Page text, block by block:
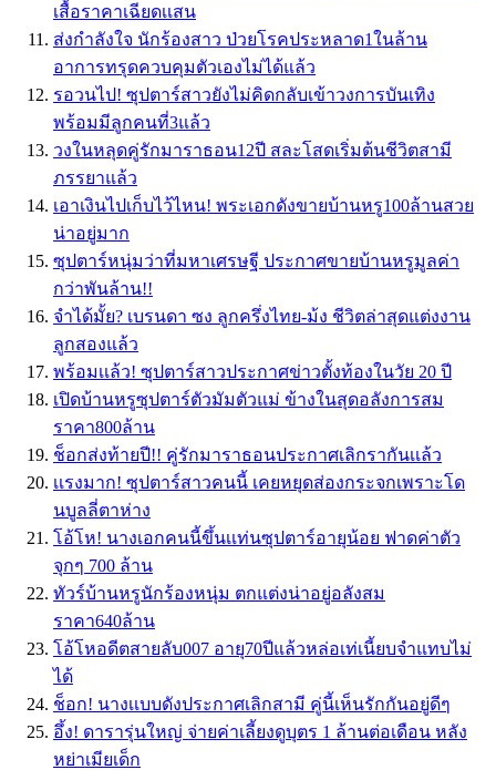
เสื้อราคาเฉียดเเสน
ส่งกำลังใจ นักร้องสาว ป่วยโรคประหลาด1ในล้าน
อาการทรุดควบคุมตัวเองไม่ได้แล้ว
รอวนไป! ซุปตาร์สาวยังไม่คิดกลับเข้าวงการบันเทิง
พร้อมมีลูกคนที่3แล้ว
วงในหลุดคู่รักมาราธอน12ปี สละโสดเริ่มต้นชีวิตสามี
ภรรยาแล้ว
เอาเงินไปเก็บไว้ไหน! พระเอกดังขายบ้านหรู100ล้านสวย
น่าอยู่มาก
ซุปตาร์หนุ่มว่าที่มหาเศรษฐี ประกาศขายบ้านหรูมูลค่า
กว่าพันล้าน!!
จำได้มั้ย? เบรนดา ซง ลูกครึ่งไทย-ม้ง ชีวิตล่าสุดแต่งงาน
ลูกสองแล้ว
พร้อมเเล้ว! ซุปตาร์สาวประกาศข่าวตั้งท้องในวัย 20 ปี
เปิดบ้านหรูซุปตาร์ตัวมัมตัวแม่ ข้างในสุดอลังการสม
ราคา800ล้าน
ช็อกส่งท้ายปี!! คู่รักมาราธอนประกาศเลิกรากันเเล้ว
เเรงมาก! ซุปตาร์สาวคนนี้ เคยหยุดส่องกระจกเพราะโด
นบูลลี่ตาห่าง
โอ้โห! นางเอกคนนี้ขึ้นเเท่นซุปตาร์อายุน้อย ฟาดค่าตัว
จุกๆ 700 ล้าน
ทัวร์บ้านหรูนักร้องหนุ่ม ตกแต่งน่าอยู่อลังสม
ราคา640ล้าน
โอ้โหอดีตสายลับ007 อายุ70ปีแล้วหล่อเท่เนี้ยบจำแทบไม่
ได้
ช็อก! นางเเบบดังประกาศเลิกสามี คู่นี้เห็นรักกันอยู่ดีๆ
อึ้ง! ดารารุ่นใหญ่ จ่ายค่าเลี้ยงดูบุตร 1 ล้านต่อเดือน หลัง
หย่าเมียเด็ก